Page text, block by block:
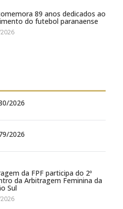
89 anos dedicados ao
do futebol paranaense
2026
2026
da FPF participa do 2º
da Arbitragem Feminina da
Sul